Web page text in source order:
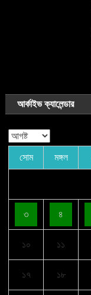
আর্কাইভ ক্যালেন্ডার
সোম মঙ্গল
৩ ৪
১০ ১১
১৭ ১৮